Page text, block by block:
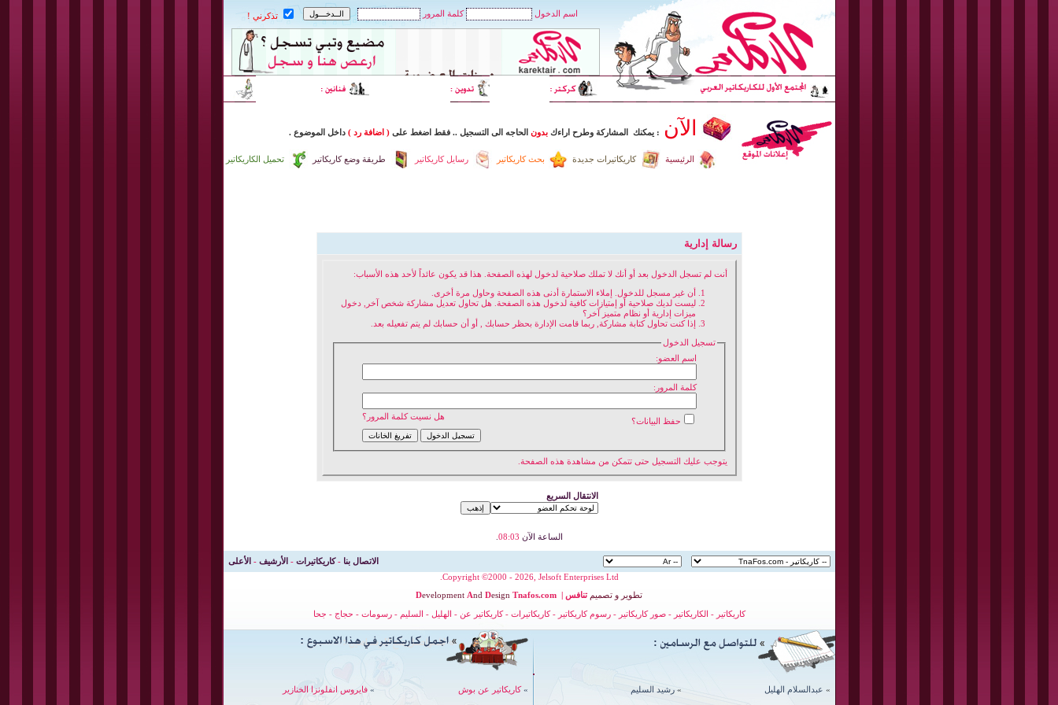
اسم الدخول كلمة المرور تذكرني !
الآن : يمكنك المشاركة وطرح اراءك بدون الحاجه الى التسجيل .. فقط اضغط على ( اضافة رد ) داخل الموضوع .
تحميل الكاريكاتير طريقة وضع كاريكاتير رسايل كاريكاتير بحث كاريكاتير كاريكاتيرات جديدة الرئيسية
رسالة إدارية
أنت لم تسجل الدخول بعد أو أنك لا تملك صلاحية لدخول لهذه الصفحة. هذا قد يكون عائداً لأحد هذه الأسباب:
أن غير مسجل للدخول. إملاء الاستمارة أدنى هذه الصفحة وحاول مرة أخرى.
ليست لديك صلاحية أو إمتيازات كافية لدخول هذه الصفحة. هل تحاول تعديل مشاركة شخص آخر, دخول
ميزات إدارية أو نظام متميز آخر؟
إذا كنت تحاول كتابة مشاركة, ربما قامت الإدارة بحظر حسابك , أو أن حسابك لم يتم تفعيله بعد.
تسجيل الدخول
اسم العضو:
كلمة المرور:
هل نسيت كلمة المرور؟ حفظ البيانات؟
يتوجب عليك التسجيل حتى تتمكن من مشاهدة هذه الصفحة.
الانتقال السريع
الساعة الآن 08:03
الاتصال بنا -كاريكاتيرات - الأرشيف - الأعلى
Copyright ©2000 - 2026, Jelsoft Enterprises Ltd.
Development And Design Tnafos.com | تطوير و تصميم تنافس
كاريكاتير - الكاريكاتير -صور كاريكاتير - رسوم كاريكاتير -كاريكاتيرات -كاريكاتير عن - الهليل - السليم -رسومات - حجاج - جحا
» فايروس انفلونزا الخنازير » كاريكاتير عن بوش » رشيد السليم » عبدالسلام الهليل